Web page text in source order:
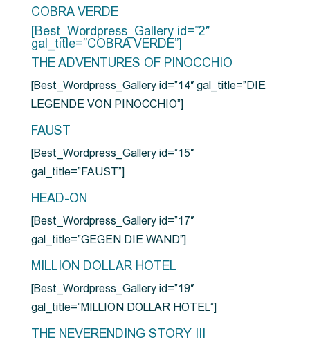
COBRA VERDE
[Best_Wordpress_Gallery id=”2″
gal_title=”COBRA VERDE”]
THE ADVENTURES OF PINOCCHIO
[Best_Wordpress_Gallery id=”14″ gal_title=”DIE
LEGENDE VON PINOCCHIO”]
FAUST
[Best_Wordpress_Gallery id=”15″
gal_title=”FAUST”]
HEAD-ON
[Best_Wordpress_Gallery id=”17″
gal_title=”GEGEN DIE WAND”]
MILLION DOLLAR HOTEL
[Best_Wordpress_Gallery id=”19″
gal_title=”MILLION DOLLAR HOTEL”]
THE NEVERENDING STORY III